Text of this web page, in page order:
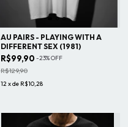
AU PAIRS - PLAYING WITH A
DIFFERENT SEX (1981)
R$99,90 -23%OFF
R$129,90
12xde R$10,28